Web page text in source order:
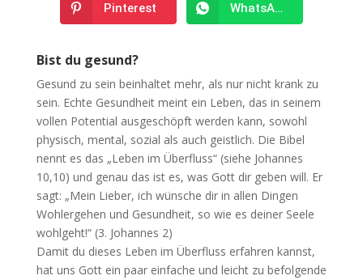
Pinterest WhatsApp
Bist du gesund?
Gesund zu sein beinhaltet mehr, als nur nicht krank zu
sein. Echte Gesundheit meint ein Leben, das in seinem
vollen Potential ausgeschöpft werden kann, sowohl
physisch, mental, sozial als auch geistlich. Die Bibel
nennt es das „Leben im Überfluss“ (siehe Johannes
10,10) und genau das ist es, was Gott dir geben will. Er
sagt: „Mein Lieber, ich wünsche dir in allen Dingen
Wohlergehen und Gesundheit, so wie es deiner Seele
wohlgeht!“ (3. Johannes 2)
Damit du dieses Leben im Überfluss erfahren kannst,
hat uns Gott ein paar einfache und leicht zu befolgende